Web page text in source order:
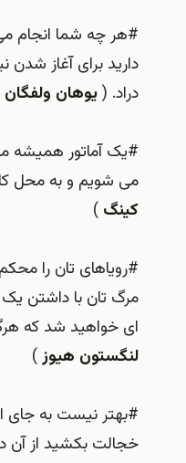
#هر چه شما انجام
دارید برای آغاز شدن
دراد. (یوهان
#یک آماتور همیشه
می شویم و به محل
کینگ )
#رویاهای تان را
مرگ تان با داشتن یک
ای خواهید شد که
لنگستون هیوز)
#بهتر نیست به
خجالت بکشید از آن